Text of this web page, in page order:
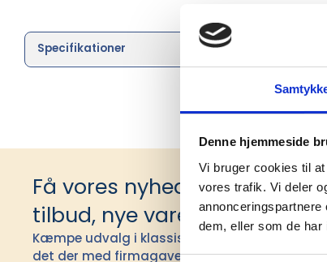
Denne hjemmeside
Vi bruger cookies til
vores trafik. Vi deler
dem, eller som de har
Specifikationer
Få vores nyhedsbrev med
tilbud, nye varer og andet
Kæmpe udvalg i klassiske og nyskabende
det der med firmagaver, og har ydet god